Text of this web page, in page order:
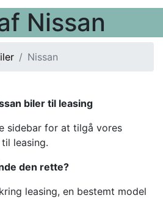
Nissan
Nissan
biler til leasing
sidebar for at tilgå vores
leasing.
den rette?
leasing, en bestemt model